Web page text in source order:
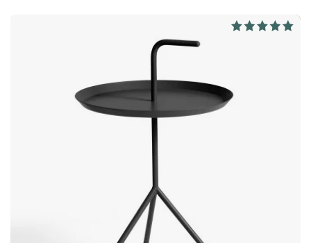
te brengen. Hij is de oprichter van de creatieve hub Dêpot des
Arts en een drijvende kracht achter het HIDN-concept, dat tot
te minimaliseren.Tabl van het Deense Woud is een robuuste
maar delicate metalen bijzettafel die wordt gekenmerkt door
ronde vormen.Met zijn grafische uitstraling is Tabl bijzonder
geschikt voor openbare ruimtes en kantoren. Tafel en
opbergruimte in één. Sober, grafisch ontwerp.